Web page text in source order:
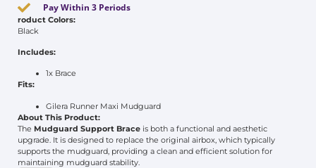
Pay Within 3 Periods
roduct Colors:
Black
Includes:
1x Brace
Fits:
Gilera Runner Maxi Mudguard
About This Product:
The Mudguard Support Brace is both a functional and aesthetic
upgrade. It is designed to replace the original airbox, which typically
supports the mudguard, providing a clean and efficient solution for
maintaining mudguard stability.